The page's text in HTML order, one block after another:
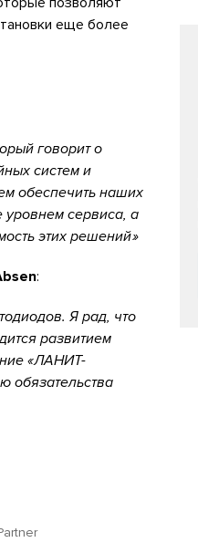
еще более
говорит о
систем и
обеспечить наших
сервиса, а
этих решений
:
Я рад, что
развитием
«ЛАНИТ-
обязательства